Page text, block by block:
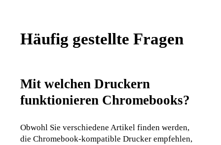
Häufig gestellte Fragen
Mit welchen Druckern
funktionieren Chromebooks?
Obwohl Sie verschiedene Artikel finden werden,
die Chromebook-kompatible Drucker empfehlen,